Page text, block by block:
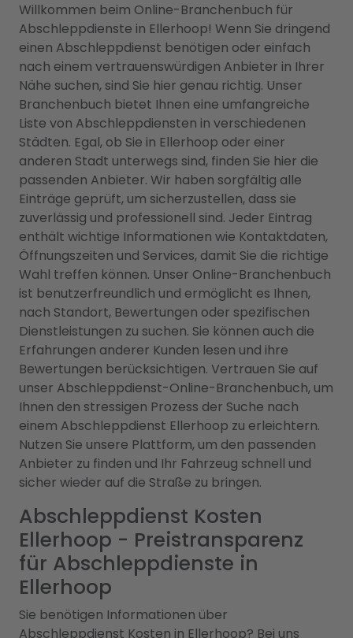
Willkommen beim Online-Branchenbuch für
Abschleppdienste in Ellerhoop! Wenn Sie dringend
einen Abschleppdienst benötigen oder einfach
nach einem vertrauenswürdigen Anbieter in Ihrer
Nähe suchen, sind Sie hier genau richtig. Unser
Branchenbuch bietet Ihnen eine umfangreiche
Liste von Abschleppdiensten in verschiedenen
Städten. Egal, ob Sie in Ellerhoop oder einer
anderen Stadt unterwegs sind, finden Sie hier die
passenden Anbieter. Wir haben sorgfältig alle
Einträge geprüft, um sicherzustellen, dass sie
zuverlässig und professionell sind. Jeder Eintrag
enthält wichtige Informationen wie Kontaktdaten,
Öffnungszeiten und Services, damit Sie die richtige
Wahl treffen können. Unser Online-Branchenbuch
ist benutzerfreundlich und ermöglicht es Ihnen,
nach Standort, Bewertungen oder spezifischen
Dienstleistungen zu suchen. Sie können auch die
Erfahrungen anderer Kunden lesen und ihre
Bewertungen berücksichtigen. Vertrauen Sie auf
unser Abschleppdienst-Online-Branchenbuch, um
Ihnen den stressigen Prozess der Suche nach
einem Abschleppdienst Ellerhoop zu erleichtern.
Nutzen Sie unsere Plattform, um den passenden
Anbieter zu finden und Ihr Fahrzeug schnell und
sicher wieder auf die Straße zu bringen.
Abschleppdienst Kosten
Ellerhoop - Preistransparenz
für Abschleppdienste in
Ellerhoop
Sie benötigen Informationen über
Abschleppdienst Kosten in Ellerhoop? Bei uns